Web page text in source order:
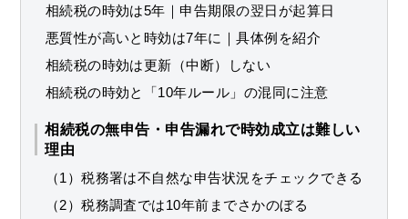
相続税の時効は5年｜申告期限の翌日が起算日
悪質性が高いと時効は7年に｜具体例を紹介
相続税の時効は更新（中断）しない
相続税の時効と「10年ルール」の混同に注意
相続税の無申告・申告漏れで時効成立は難しい
理由
（1）税務署は不自然な申告状況をチェックできる
（2）税務調査では10年前までさかのぼる